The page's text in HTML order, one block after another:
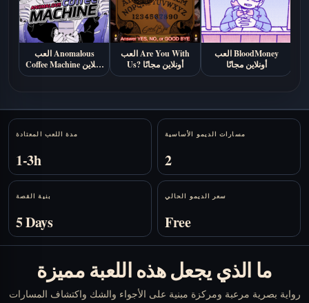
العب Anomalous
Coffee Machine أونلاين
مجانًا
العب Are You With
Us? أونلاين مجانًا
العب BloodMoney
أونلاين مجانًا
Stats
مدة اللعب المعتادة
1-3h
مسارات الديمو الأساسية
2
بنية القصة
5 Days
سعر الديمو الحالي
Free
ما الذي يجعل هذه اللعبة مميزة
رواية بصرية مرعبة ومركزة مبنية على الأجواء والشك واكتشاف المسارات